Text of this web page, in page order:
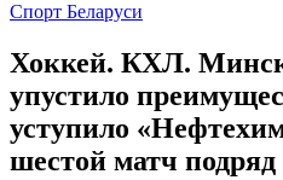
Спорт Беларуси
Хоккей. КХЛ.
упустило
уступило
шестой матч подряд